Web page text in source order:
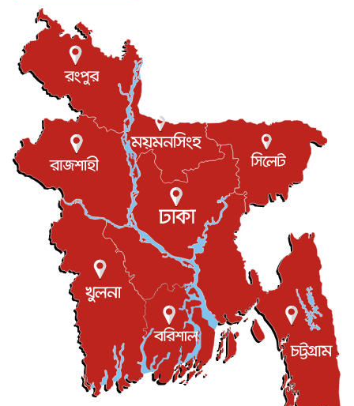
আন্তর্জাতিক
যুক্তরাষ্ট্রে পারিবারিক সংঘাতে বন্দুক হামলা, নিহত ৩
আন্তর্জাতিক
টি-টোয়েন্টি ইতিহাসের সর্বোচ্চ রানের মালিক এখন জস বাটলার
খেলাধুলা ৬ আগস্ট, ২০২৬
বস্তিতে কেটেছে শৈশব, আজ মুম্বাইয়ে দুই বাড়ির মালিক
৬ আগস্ট, ২০২৬
যুক্তরাজ্যে বসবাসরত জাতীয়তাবাদী কুলাউড়াবাসীর মত বিনিময়
সভা...
ইউকে কমিউনিটি ৫ আগস্ট, ২০২৬
প্রধানমন্ত্রীকে সৌদি আরব সফরের আমন্ত্রণ
জাতীয় ৫ আগস্ট, ২০২৬
জুলাই গণ-অভ্যুত্থান দিবস আজ, স্মরণে দেশজুড়ে কর্মসূচি
৫ আগস্ট, ২০২৬
জনগণ পরিবর্তন চেয়েছে বলেই জুলাই আন্দোলন সফল :
প্রধানমন্ত্রী
জাতীয় ৫ আগস্ট, ২০২৬